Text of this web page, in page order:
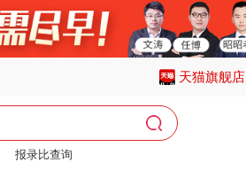
天猫旗舰店
报录比查询